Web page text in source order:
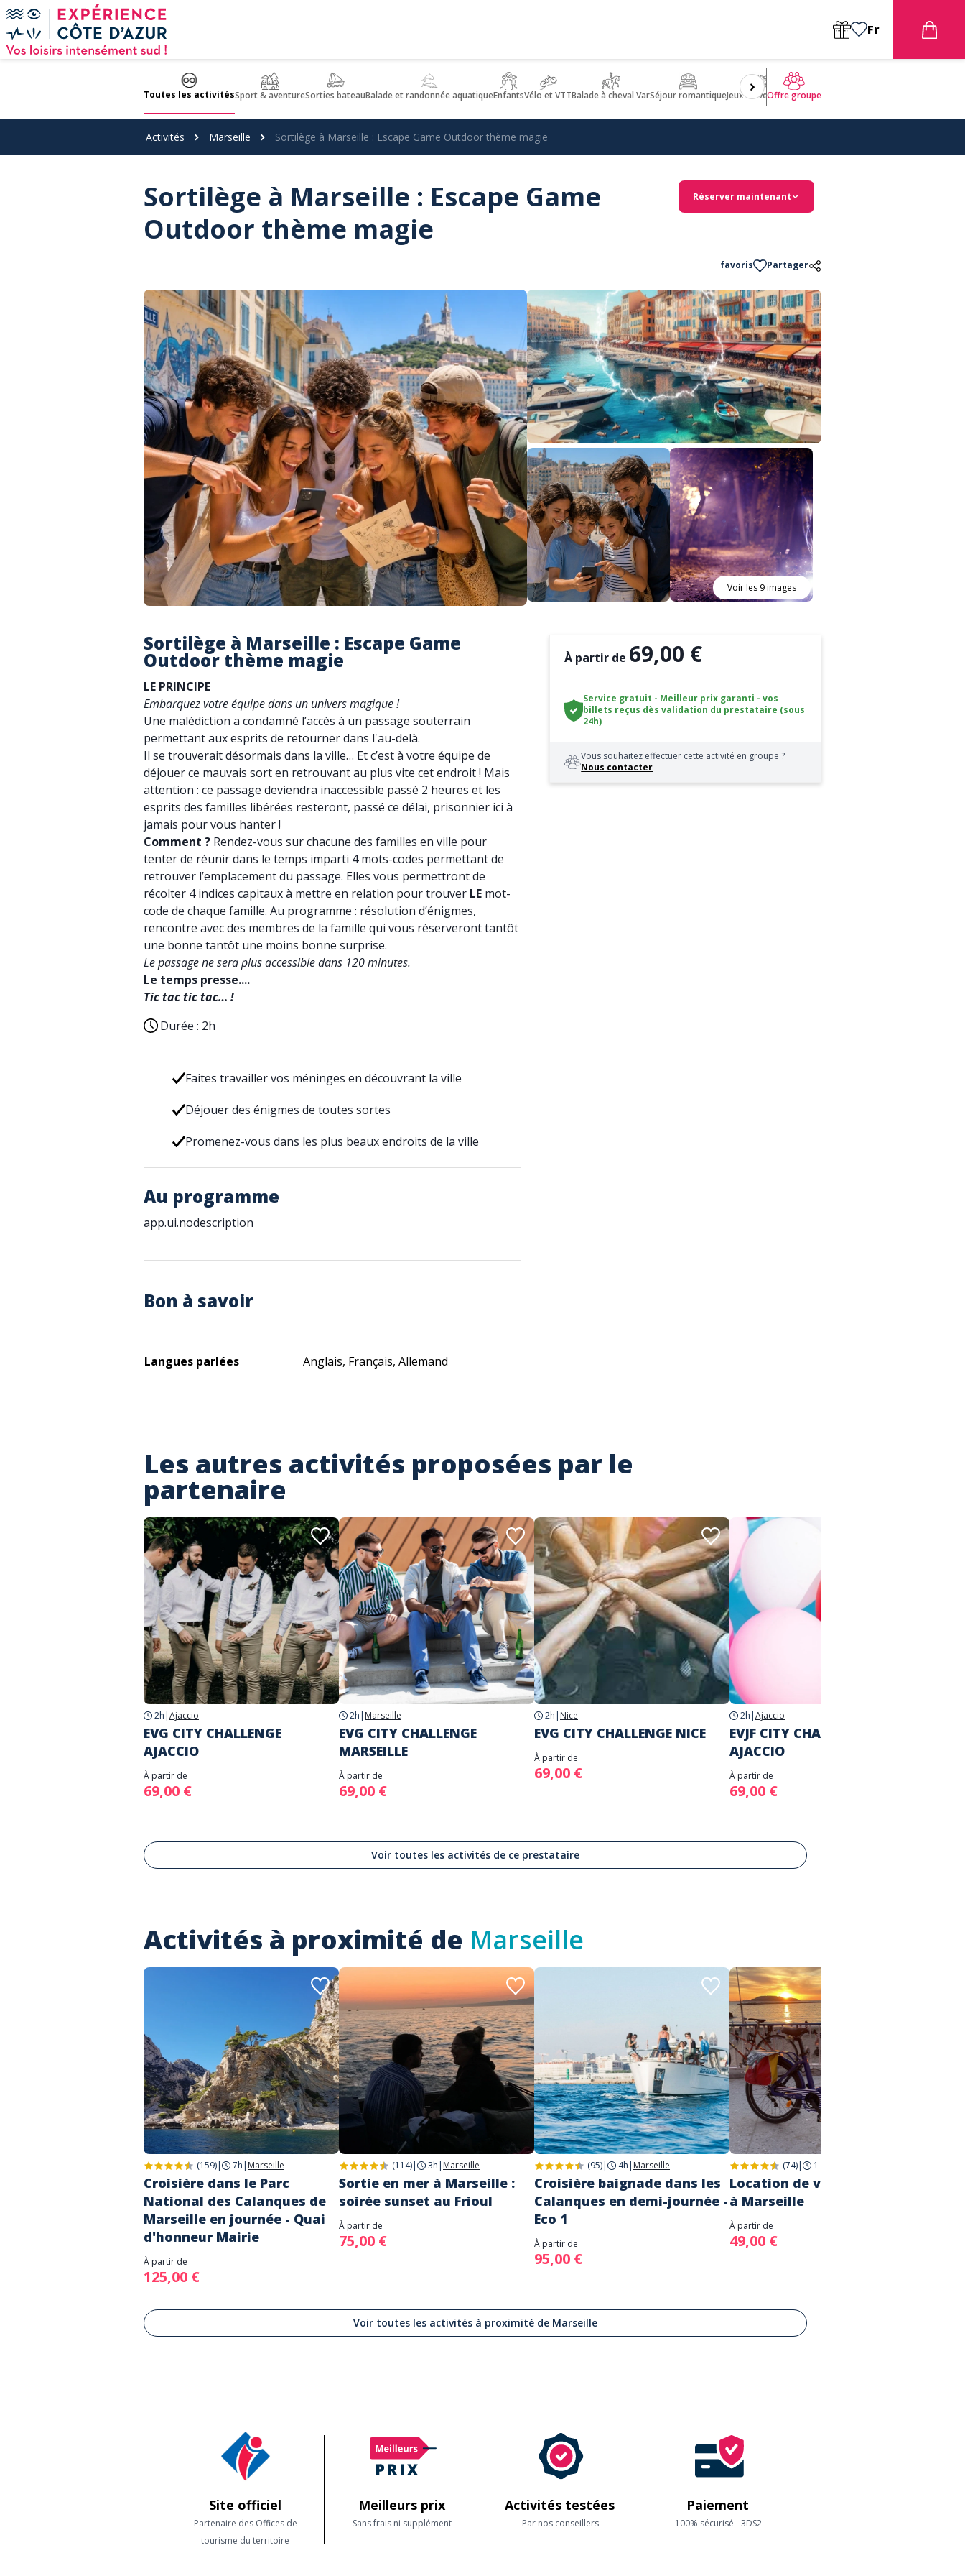
Panneau de gestion des cookies
Fr
Toutes les activitésSport & aventureSorties bateauBalade et randonnée aquatiqueEnfantsVélo et VTTBalade à cheval VarSéjour romantiqueJeux d'aventuresBien être
Offre groupe
Activités Marseille Sortilège à Marseille : Escape Game Outdoor thème magie
Sortilège à Marseille : Escape Game
Outdoor thème magie
Réserver maintenant
favoris Partager
Voir les 9 images
Sortilège à Marseille : Escape Game
Outdoor thème magie
LE PRINCIPE
Embarquez votre équipe dans un univers magique !
Une malédiction a condamné l’accès à un passage souterrain
permettant aux esprits de retourner dans l'au-delà.
Il se trouverait désormais dans la ville… Et c’est à votre équipe de
déjouer ce mauvais sort en retrouvant au plus vite cet endroit ! Mais
attention : ce passage deviendra inaccessible passé 2 heures et les
esprits des familles libérées resteront, passé ce délai, prisonnier ici à
jamais pour vous hanter !
Comment ? Rendez-vous sur chacune des familles en ville pour
tenter de réunir dans le temps imparti 4 mots-codes permettant de
retrouver l’emplacement du passage. Elles vous permettront de
récolter 4 indices capitaux à mettre en relation pour trouver LE mot-
code de chaque famille. Au programme : résolution d’énigmes,
rencontre avec des membres de la famille qui vous réserveront tantôt
une bonne tantôt une moins bonne surprise.
Le passage ne sera plus accessible dans 120 minutes.
Le temps presse....
Tic tac tic tac… !
Durée : 2h
Faites travailler vos méninges en découvrant la ville
Déjouer des énigmes de toutes sortes
Promenez-vous dans les plus beaux endroits de la ville
Au programme
app.ui.nodescription
Bon à savoir
Langues parlées Anglais, Français, Allemand
À partir de 69,00 €
Service gratuit - Meilleur prix garanti - vos
billets reçus dès validation du prestataire (sous
24h)
Vous souhaitez effectuer cette activité en groupe ?
Nous contacter
Les autres activités proposées par le
partenaire
2h |Ajaccio
EVG CITY CHALLENGE
AJACCIO
À partir de
69,00 €
2h | Marseille
EVG CITY CHALLENGE
MARSEILLE
À partir de
69,00 €
2h | Nice
EVG CITY CHALLENGE NICE
À partir de
69,00 €
2h |Ajaccio
EVJF CITY CHALLENGE
AJACCIO
À partir de
69,00 €
Voir toutes les activités de ce prestataire
Activités à proximité de Marseille
(159)| 7h | Marseille
Croisière dans le Parc
National des Calanques de
Marseille en journée - Quai
d'honneur Mairie
À partir de
125,00 €
(114)| 3h | Marseille
Sortie en mer à Marseille :
soirée sunset au Frioul
À partir de
75,00 €
(95)| 4h | Marseille
Croisière baignade dans les
Calanques en demi-journée -
Eco 1
À partir de
95,00 €
(74)| 1 nuit
Location de vélo électrique
à Marseille
À partir de
49,00 €
Voir toutes les activités à proximité de Marseille
Site officiel
Partenaire des Offices de
tourisme du territoire
Meilleurs prix
Sans frais ni supplément
Activités testées
Par nos conseillers
Paiement
100% sécurisé - 3DS2